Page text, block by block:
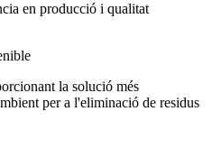
en producció i qualitat
la solució més
per a l'eliminació de residus